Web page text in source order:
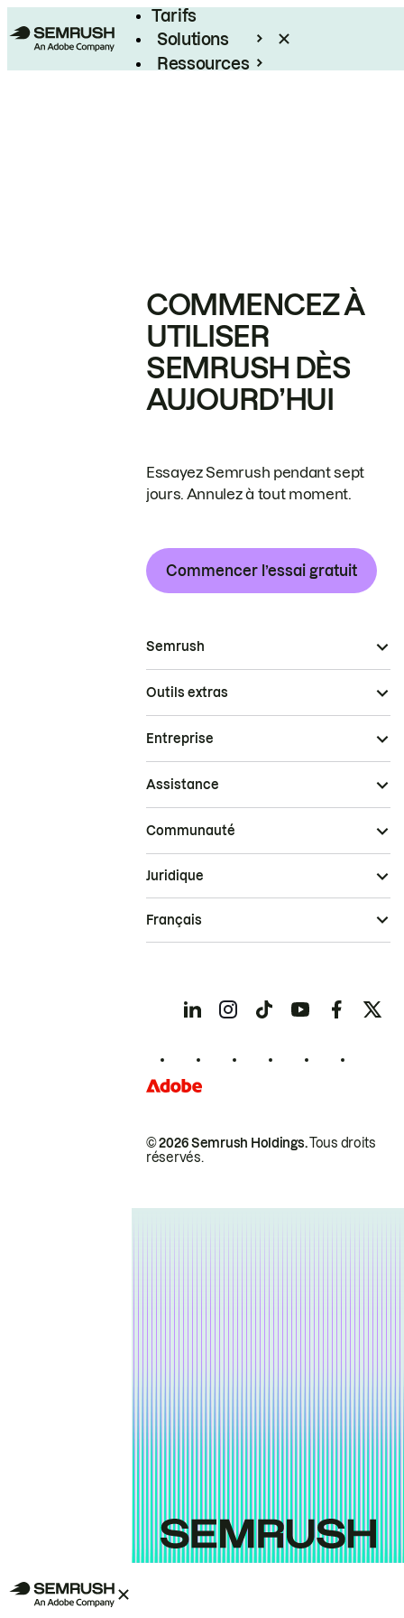
Tarifs
Solutions
Ressources
COMMENCEZ À
UTILISER
SEMRUSH DÈS
AUJOURD’HUI
Essayez Semrush pendant sept
jours. Annulez à tout moment.
Commencer l’essai gratuit
Semrush
Outils extras
Entreprise
Assistance
Communauté
© 2026 Semrush Holdings.Tous droits
réservés.
Juridique
Français